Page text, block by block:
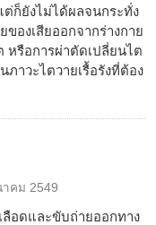
ก็ยังไม่ได้ผลจนกระทั่ง
องเสียออกจากร่างกาย
หรือการผ่าตัดเปลี่ยนไต
าวะไตวายเรื้อรังที่ต้อง
าคม 2549
ลือดและขับถ่ายออกทาง